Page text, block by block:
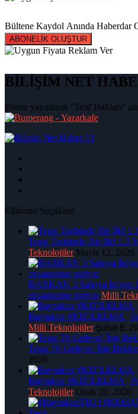
Bültene Kaydol Anında Haberdar
ABONELİK OLUŞTUR
BİLİŞİM NET
Bütün yayınların "Telif Hakları"
|
Editörün Seçtikleri
Togg Tarihinde Bir İlk! 1.3
Teknolojiler Mayıs 12, 2026
BARKAN 3 Sahaya İniyor:
envanterine giriyor Milli
Bayraktar #KIZILELMA |
Milli Teknolojiler Şubat 8,
Togg T6 Geliyor! İşte
2026
Bayraktar #KIZILELMA |
Teknolojiler Ocak 20, 2026